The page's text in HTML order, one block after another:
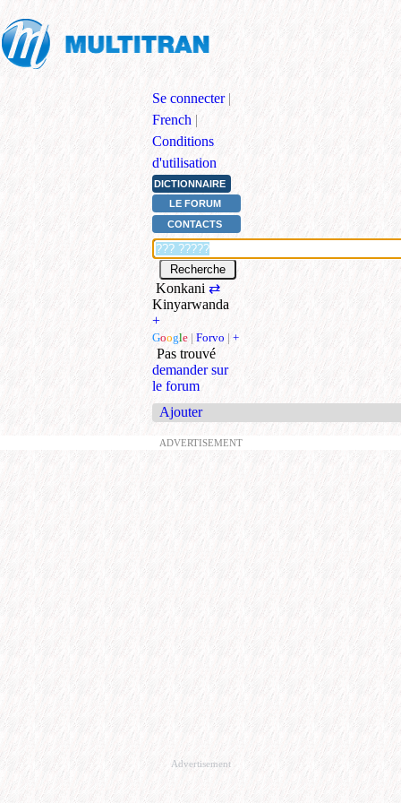
Se connecter |
French |
Conditions
d'utilisation
DICTIONNAIRE
LE FORUM
CONTACTS
Konkani ⇄
Kinyarwanda
+
Google | Forvo | +
Pas trouvé
demander sur
le forum
Ajouter
ADVERTISEMENT
Advertisement